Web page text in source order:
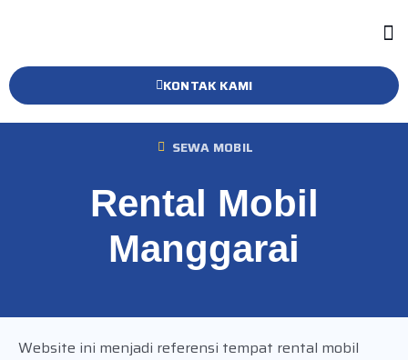
KONTAK KAMI
SEWA MOBIL
Rental Mobil
Manggarai
Website ini menjadi referensi tempat rental mobil